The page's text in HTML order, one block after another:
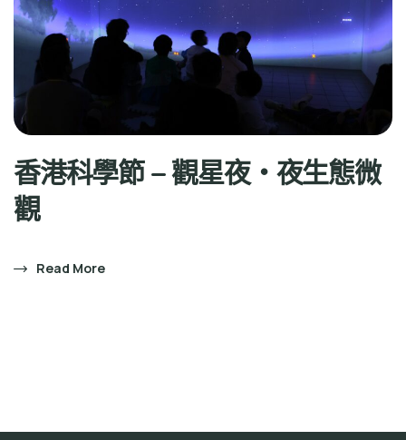
香港科學節 – 觀星夜・夜生態微
觀
Read More